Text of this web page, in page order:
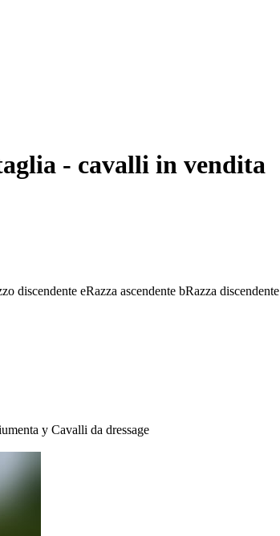
- cavalli in vendita
discendente eRazza ascendente bRazza discendente
y Cavalli da dressage